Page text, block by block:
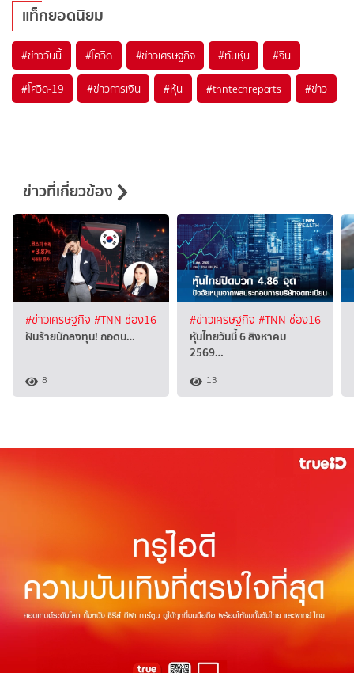
แท็กยอดนิยม
#ข่าววันนี้ #โควิด #ข่าวเศรษฐกิจ #ทันหุ้น #จีน
#โควิด-19 #ข่าวการเงิน #หุ้น #tnntechreports #ข่าว
ข่าวที่เกี่ยวข้อง
#ข่าวเศรษฐกิจ #TNN ช่อง16
ฝันร้ายนักลงทุน! ถอดบ…
8
#ข่าวเศรษฐกิจ #TNN ช่อง16
หุ้นไทยวันนี้ 6 สิงหาคม
2569…
13